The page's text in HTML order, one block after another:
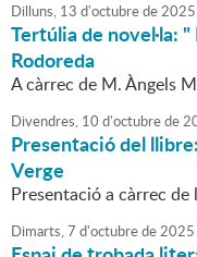
Dilluns, 13 d'octubrede2025
Tertúlia de novel·la:
Rodoreda
A càrrec de M. Àngels
Divendres, 10 d'octubrede
Presentació del
Verge
Presentació a càrrec de
Dimarts,7 d'octubrede2025